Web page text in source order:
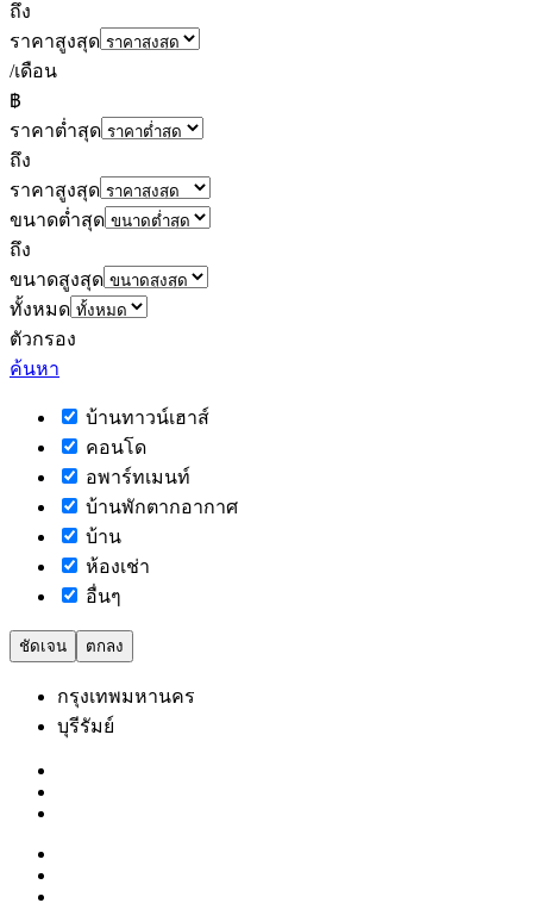
ถึง
ราคาสูงสุด
/เดือน
฿
ราคาต่ำสุด
ถึง
ราคาสูงสุด
ขนาดต่ำสุด
ถึง
ขนาดสูงสุด
ทั้งหมด
ตัวกรอง
ค้นหา
บ้านทาวน์เฮาส์
คอนโด
อพาร์ทเมนท์
บ้านพักตากอากาศ
บ้าน
ห้องเช่า
อื่นๆ
ชัดเจน ตกลง
กรุงเทพมหานคร
บุรีรัมย์